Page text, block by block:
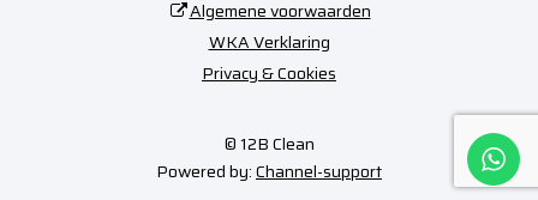
© 12B Clean
Powered by:Channel-support
Algemene voorwaarden
WKA Verklaring
Privacy & Cookies